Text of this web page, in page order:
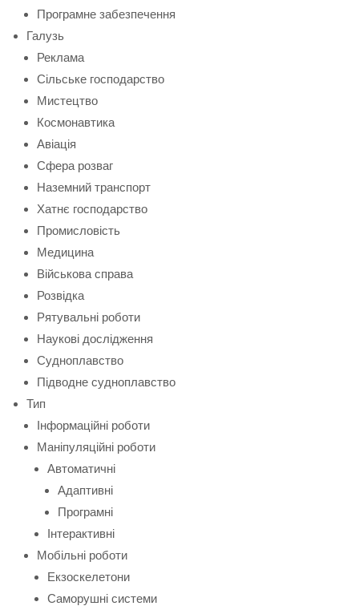
Програмне забезпечення
Галузь
Реклама
Сільське господарство
Мистецтво
Космонавтика
Авіація
Сфера розваг
Наземний транспорт
Хатнє господарство
Промисловість
Медицина
Військова справа
Розвідка
Рятувальні роботи
Наукові дослідження
Судноплавство
Підводне судноплавство
Тип
Інформаційні роботи
Маніпуляційні роботи
Автоматичні
Адаптивні
Програмні
Інтерактивні
Мобільні роботи
Екзоскелетони
Саморушні системи